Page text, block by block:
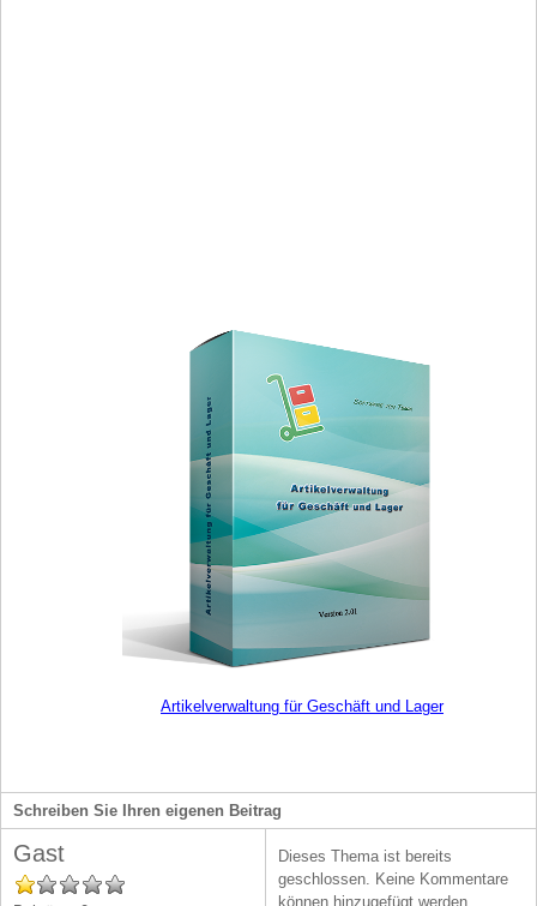
Artikelverwaltung für Geschäft und Lager
Schreiben Sie Ihren eigenen Beitrag
Gast
Dieses Thema ist bereits
geschlossen. Keine Kommentare
können hinzugefügt werden.